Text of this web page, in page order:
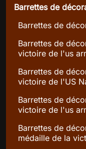
Barrettes de
Barrettes de
Barrettes de
victoire de l'us
Barrettes de
victoire de l'US
Barrettes de
victoire de l'us
Barrettes de
médaille de la